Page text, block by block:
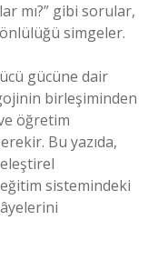
mı?” gibi sorular,
simgeler.
gücüne dair
birleşiminden
öğretim
Bu yazıda,
sistemindeki